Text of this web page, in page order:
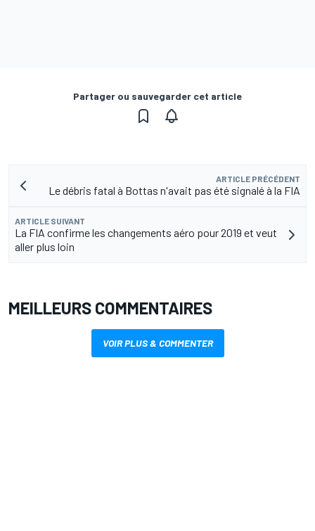
Partager ou sauvegarder cet article
ARTICLE PRÉCÉDENT
Le débris fatal à Bottas n'avait pas été signalé à la FIA
ARTICLE SUIVANT
La FIA confirme les changements aéro pour 2019 et veut
aller plus loin
MEILLEURS COMMENTAIRES
VOIR PLUS & COMMENTER